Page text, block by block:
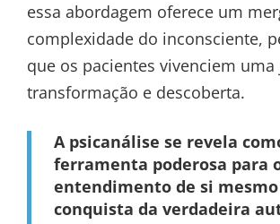
essa abordagem oferece um
complexidade do inconsciente,
que os pacientes vivenciem
transformação e descoberta.
A psicanálise se revela
ferramenta poderosa para
entendimento de si mesmo
conquista da verdadeira